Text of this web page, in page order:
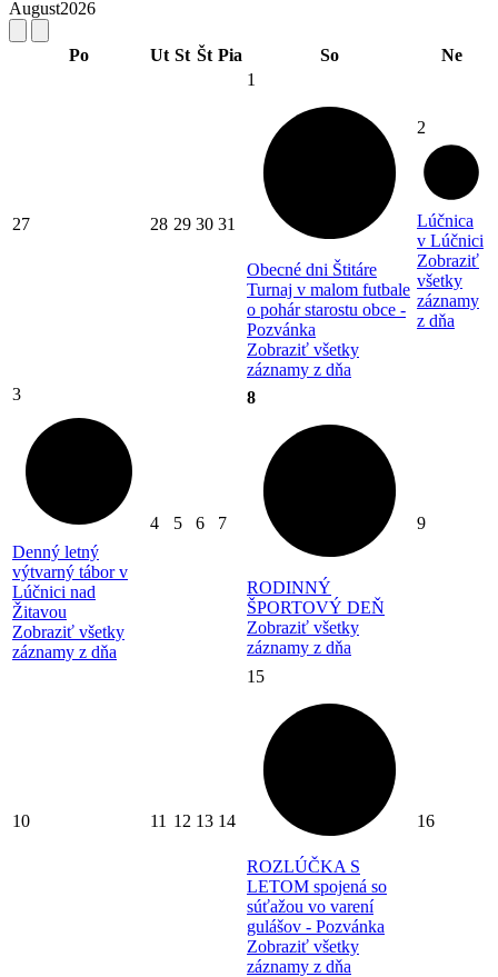
August2026
Po Ut St Št Pia So Ne
27 28 29 30 31
1
Obecné dni Štitáre
Turnaj v malom futbale
o pohár starostu obce -
Pozvánka
Zobraziť všetky
záznamy z dňa
2
Lúčnica
v Lúčnici
Zobraziť
všetky
záznamy
z dňa
3
Denný letný
výtvarný tábor v
Lúčnici nad
Žitavou
Zobraziť všetky
záznamy z dňa
4 5 6 7
8
RODINNÝ
ŠPORTOVÝ DEŇ
Zobraziť všetky
záznamy z dňa
9
10 11 12 13 14
15
ROZLÚČKA S
LETOM spojená so
súťažou vo varení
gulášov - Pozvánka
Zobraziť všetky
záznamy z dňa
16